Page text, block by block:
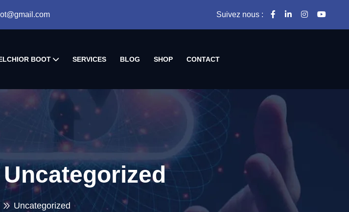
Suivez nous :
BOOT SERVICES BLOG SHOP CONTACT
Uncategorized
Uncategorized